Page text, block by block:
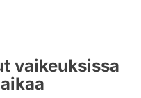
vaikeuksissa